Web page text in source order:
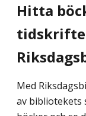
Hitta
Med
av bibliotekets